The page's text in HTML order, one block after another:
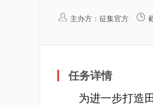
主办方： 征集官方
任务详情
为进一步打造